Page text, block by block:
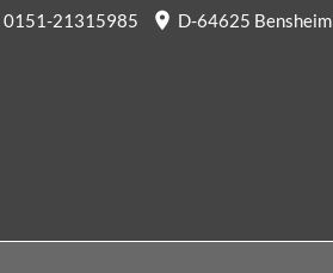
0151-21315985 D-64625 Bensheim